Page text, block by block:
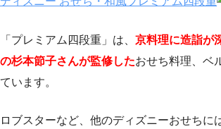
「プレミアム四段重」は、 京料理に造詣が
の杉本節子さんが監修したおせち料理、ベ
ています。
ロブスターなど、他のディズニーおせちに